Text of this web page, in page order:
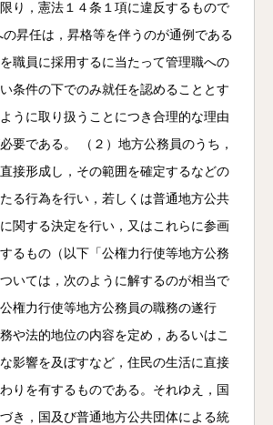
り，憲法１４条１項に違反するもので
の昇任は，昇格等を伴うのが通例である
職員に採用するに当たって管理職への
条件の下でのみ就任を認めることとす
うに取り扱うことにつき合理的な理由
要である。 （２）地方公務員のうち，
接形成し，その範囲を確定するなどの
る行為を行い，若しくは普通地方公共
関する決定を行い，又はこれらに参画
るもの（以下「公権力行使等地方公務
いては，次のように解するのが相当で
権力行使等地方公務員の職務の遂行
や法的地位の内容を定め，あるいはこ
影響を及ぼすなど，住民の生活に直接
りを有するものである。それゆえ，国
き，国及び普通地方公共団体による統